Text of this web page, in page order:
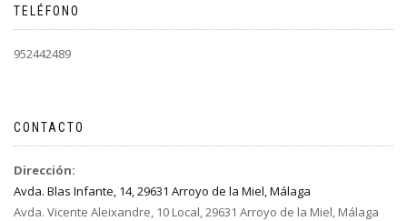
TELÉFONO
952442489
CONTACTO
Dirección:
Avda. Blas Infante, 14, 29631 Arroyo de la Miel, Málaga
Avda. Vicente Aleixandre, 10 Local, 29631 Arroyo de la Miel, Málaga